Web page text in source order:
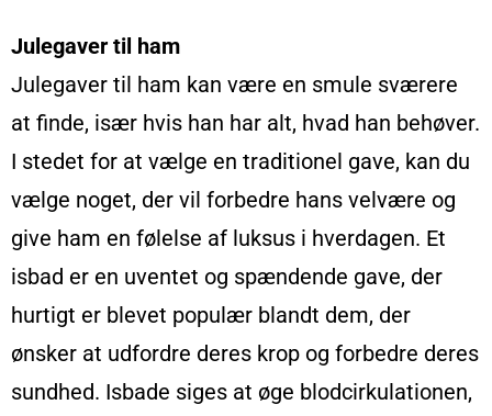
Julegaver til ham
Julegaver til ham kan være en smule sværere
at finde, især hvis han har alt, hvad han behøver.
I stedet for at vælge en traditionel gave, kan du
vælge noget, der vil forbedre hans velvære og
give ham en følelse af luksus i hverdagen. Et
isbad er en uventet og spændende gave, der
hurtigt er blevet populær blandt dem, der
ønsker at udfordre deres krop og forbedre deres
sundhed. Isbade siges at øge blodcirkulationen,